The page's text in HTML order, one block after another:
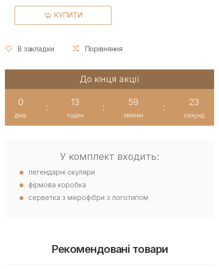
КУПИТИ
В закладки Порівняння
До кінця акції
0
днів
:
13
годин
:
59
хвилин
:
23
секунд
У комплект входить:
легендарні окуляри
фірмова коробка
серветка з мікрофібри з логотипом
Рекомендовані товари